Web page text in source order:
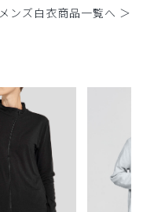
メンズ白衣商品一覧へ ＞